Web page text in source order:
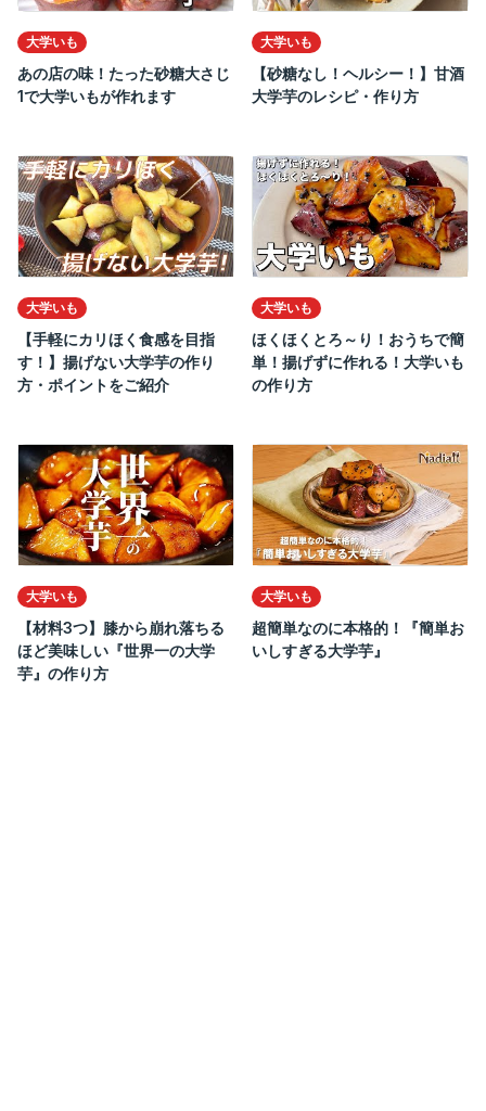
大学いも
あの店の味！たった砂糖大さじ
1で大学いもが作れます
大学いも
【砂糖なし！ヘルシー！】甘酒
大学芋のレシピ・作り方
大学いも
【手軽にカリほく食感を目指
す！】揚げない大学芋の作り
方・ポイントをご紹介
大学いも
ほくほくとろ～り！おうちで簡
単！揚げずに作れる！大学いも
の作り方
大学いも
【材料3つ】膝から崩れ落ちる
ほど美味しい『世界一の大学
芋』の作り方
大学いも
超簡単なのに本格的！『簡単お
いしすぎる大学芋』